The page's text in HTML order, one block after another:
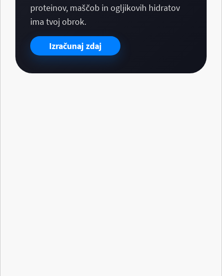
proteinov, maščob in ogljikovih hidratov
ima tvoj obrok.
Izračunaj zdaj